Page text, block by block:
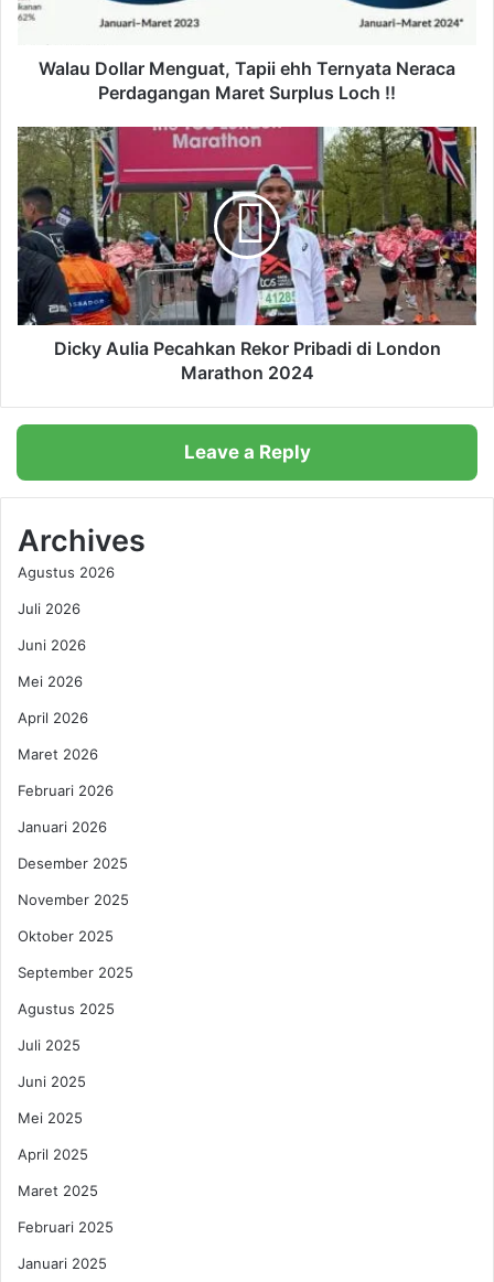
l
e
n
g
u
a
t
,
a
e
T
n
y
a
e
r
c
a
e
a
a
n
a
n
a
t
u
r
l
Walau Dollar Menguat, Tapii ehh Ternyata Neraca
Perdagangan Maret Surplus Loch !!
D
i
c
k
y
A
u
l
i
k
n
R
e
k
r
i
a
d
d
i
o
o
M
a
a
t
o
0
4
Dicky Aulia Pecahkan Rekor Pribadi di London
Marathon 2024
Leave a Reply
Archives
Agustus 2026
Juli 2026
Juni 2026
Mei 2026
April 2026
Maret 2026
Februari 2026
Januari 2026
Desember 2025
November 2025
Oktober 2025
September 2025
Agustus 2025
Juli 2025
Juni 2025
Mei 2025
April 2025
Maret 2025
Februari 2025
Januari 2025